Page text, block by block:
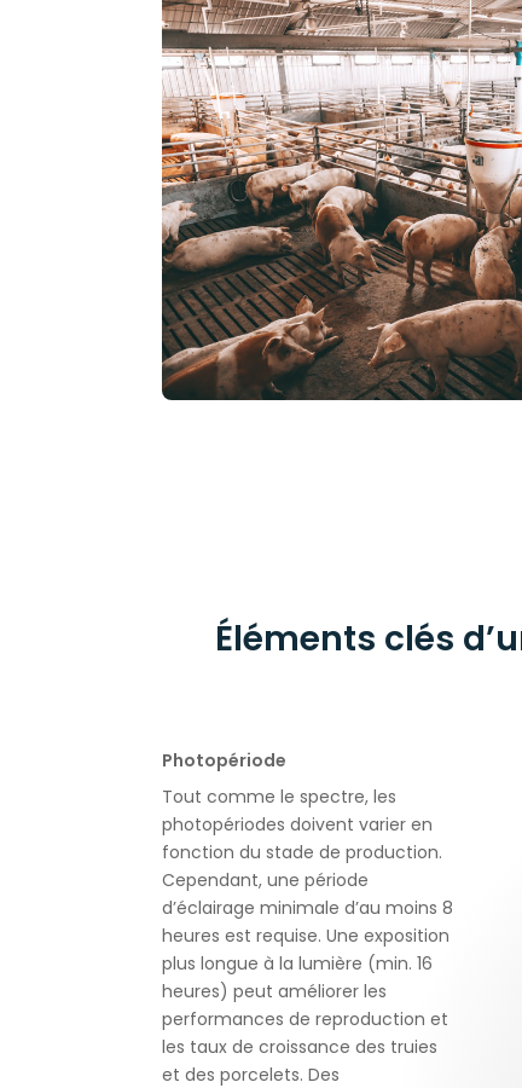
Éléments clés
Photopériode
Tout comme le spectre, les
photopériodes doivent varier en
fonction du stade de production.
Cependant, une période
d’éclairage minimale d’au moins 8
heures est requise. Une exposition
plus longue à la lumière (min. 16
heures) peut améliorer les
performances de reproduction et
les taux de croissance des truies
et des porcelets. Des